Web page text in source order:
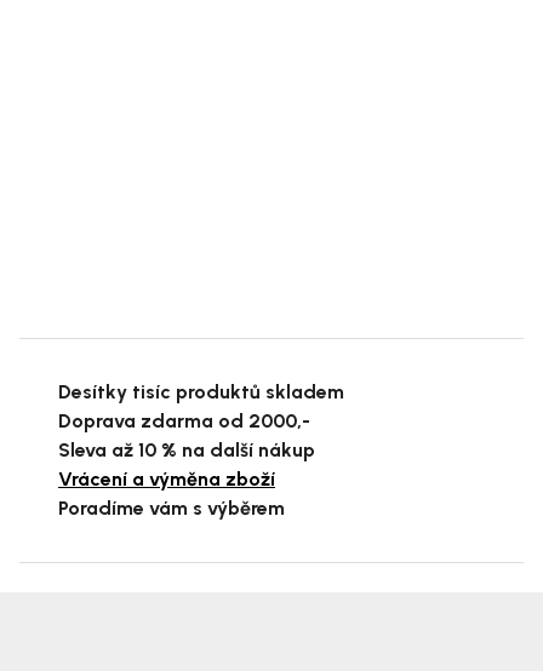
Desítky tisíc produktů skladem
Doprava zdarma od 2000,-
Sleva až 10 % na další nákup
Vrácení a výměna zboží
Poradíme vám s výběrem